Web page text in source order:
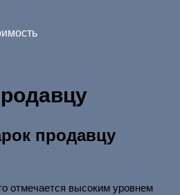
продавцу
отмечается высоким уровнем